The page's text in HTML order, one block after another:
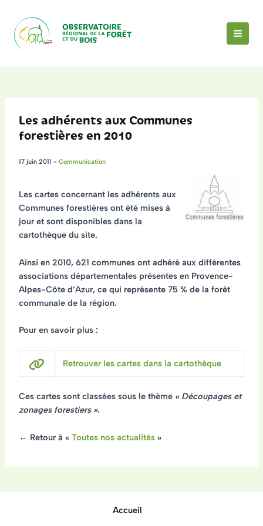
contenu
Les adhérents aux Communes
forestières en 2010
17 juin 2011 - Communication
Les cartes concernant les adhérents aux
Communes forestièresont été mises à
jour et sont disponibles dans la
cartothèque du site.
Ainsi en 2010, 621 communes ont adhéréaux différentes
associations départementales présentes en Provence-
Alpes-Côte d’Azur, ce qui représente 75 % de la forêt
communale de la région.
Pour en savoir plus :
Retrouver les cartes dans la cartothèque
Ces cartes sont classées sous le thème « Découpages et
zonages forestiers ».
← Retour à « Toutes nos actualités»
Accueil